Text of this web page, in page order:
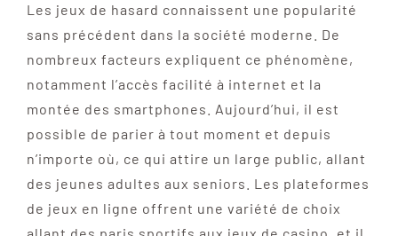
Les jeux de hasard connaissent une popularité
sans précédent dans la société moderne. De
nombreux facteurs expliquent ce phénomène,
notamment l’accès facilité à internet et la
montée des smartphones. Aujourd’hui, il est
possible de parier à tout moment et depuis
n’importe où, ce qui attire un large public, allant
des jeunes adultes aux seniors. Les plateformes
de jeux en ligne offrent une variété de choix